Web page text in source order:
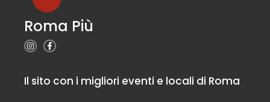
Roma Più
Il sito con i migliori eventi e locali di Roma